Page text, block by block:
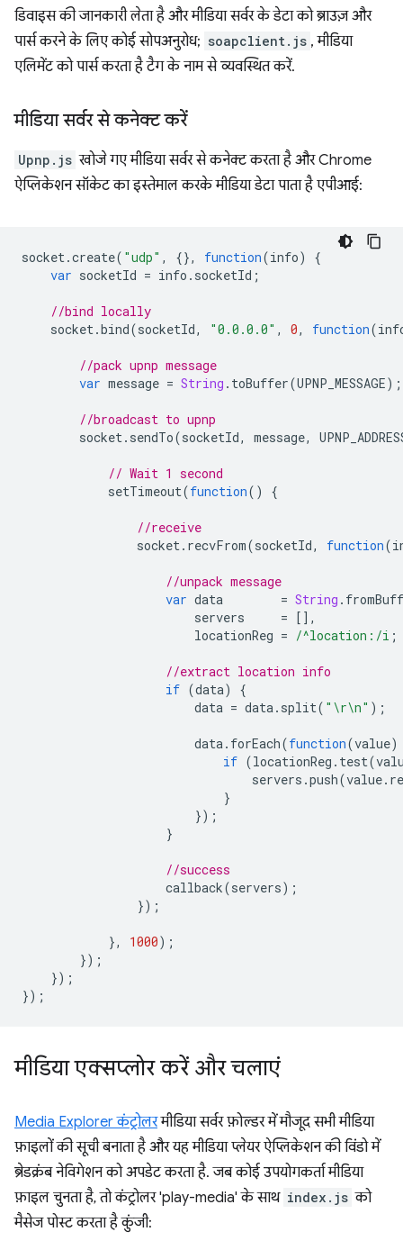
डिवाइस की जानकारी लेता है और मीडिया सर्वर के डेटा को ब्राउज़ और
पार्स करने के लिए कोई सोपअनुरोध; soapclient.js , मीडिया
एलिमेंट को पार्स करता है टैग के नाम से व्यवस्थित करें.
मीडिया सर्वर से कनेक्ट करें
Upnp.js खोजे गए मीडिया सर्वर से कनेक्ट करता है और Chrome
ऐप्लिकेशन सॉकेट का इस्तेमाल करके मीडिया डेटा पाता है एपीआई:
socket.create( "udp" , {}, function(info)
{
var socketId = info . socketId ;
//bind locally
socket.bind(socketId, "0.0.0.0" , 0, function(
//pack upnp message
var message = String . toBuffer(UPNP_MESSAGE);
//broadcast to upnp
socket. sendTo(socketId, message,
// Wait 1 second
setTimeout(function() {
//receive
socket. recvFrom(socketId, function(
//unpack message
var data = String .
servers
= [],
locationReg = /^location:/i ;
//extract location info
if (data)
{
data = data. split( "\r\n" );
data. forEach(function(value)
if (locationReg . test(
servers .push(value.
}
});
}
//success
callback(servers);
});
}, 1000);
});
});
});
मीडिया एक्सप्लोर करें और चलाएं
Media Explorer कंट्रोलरमीडिया सर्वर फ़ोल्डर में मौजूद सभी मीडिया
फ़ाइलों की सूची बनाता है और यह मीडिया प्लेयर ऐप्लिकेशन की विंडो में
ब्रेडक्रंब नेविगेशन को अपडेट करता है. जब कोई उपयोगकर्ता मीडिया
फ़ाइल चुनता है, तो कंट्रोलर 'play-media' के साथ index.js को
मैसेज पोस्ट करता है कुंजी: